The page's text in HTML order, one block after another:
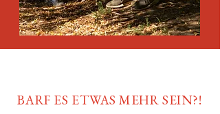
BARF ES ETWAS MEHR SEIN?!